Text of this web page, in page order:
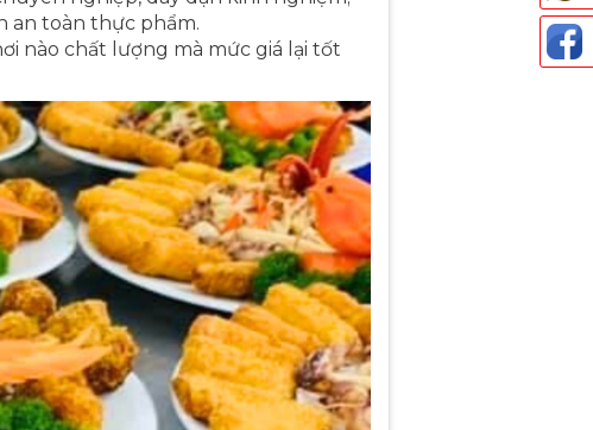
an toàn thực phẩm.
nào chất lượng mà mức giá lại tốt